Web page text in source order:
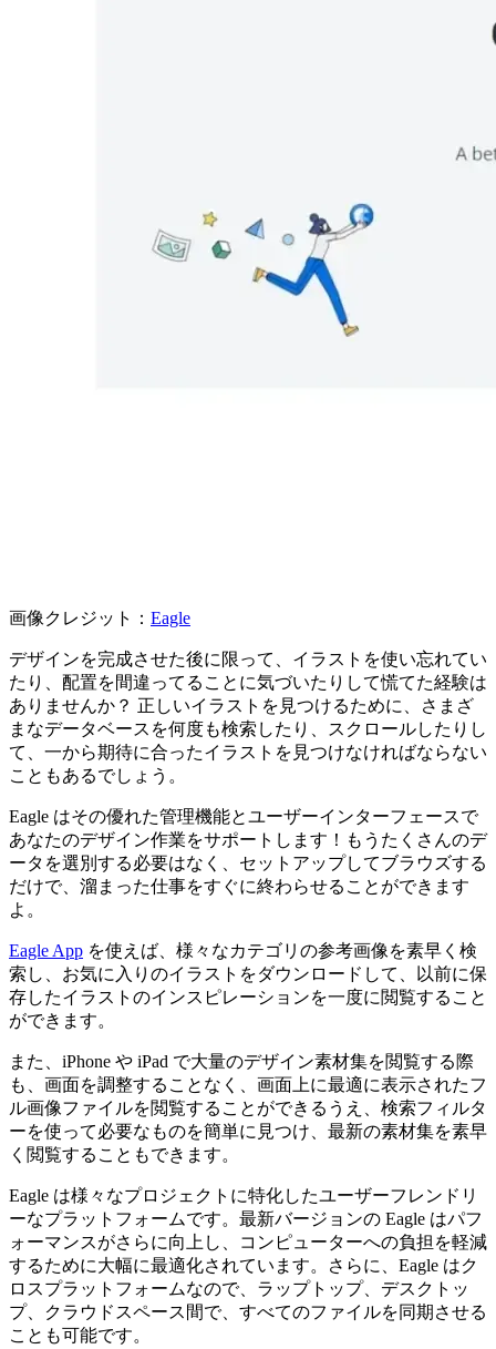
画像クレジット： Eagle
デザインを完成させた後に限って、イラストを使い忘れてい
たり、配置を間違ってることに気づいたりして慌てた経験は
ありませんか？ 正しいイラストを見つけるために、さまざ
まなデータベースを何度も検索したり、スクロールしたりし
て、一から期待に合ったイラストを見つけなければならない
こともあるでしょう。
Eagle はその優れた管理機能とユーザーインターフェースで
あなたのデザイン作業をサポートします！もうたくさんのデ
ータを選別する必要はなく、セットアップしてブラウズする
だけで、溜まった仕事をすぐに終わらせることができます
よ。
Eagle App を使えば、様々なカテゴリの参考画像を素早く検
索し、お気に入りのイラストをダウンロードして、以前に保
存したイラストのインスピレーションを一度に閲覧すること
ができます。
また、iPhone や iPad で大量のデザイン素材集を閲覧する際
も、画面を調整することなく、画面上に最適に表示されたフ
ル画像ファイルを閲覧することができるうえ、検索フィルタ
ーを使って必要なものを簡単に見つけ、最新の素材集を素早
く閲覧することもできます。
Eagle は様々なプロジェクトに特化したユーザーフレンドリ
ーなプラットフォームです。最新バージョンの Eagle はパフ
ォーマンスがさらに向上し、コンピューターへの負担を軽減
するために大幅に最適化されています。さらに、Eagle はク
ロスプラットフォームなので、ラップトップ、デスクトッ
プ、クラウドスペース間で、すべてのファイルを同期させる
ことも可能です。